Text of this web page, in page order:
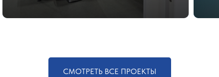
СМОТРЕТЬ ВСЕ ПРОЕКТЫ